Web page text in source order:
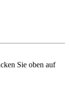
Sie oben auf